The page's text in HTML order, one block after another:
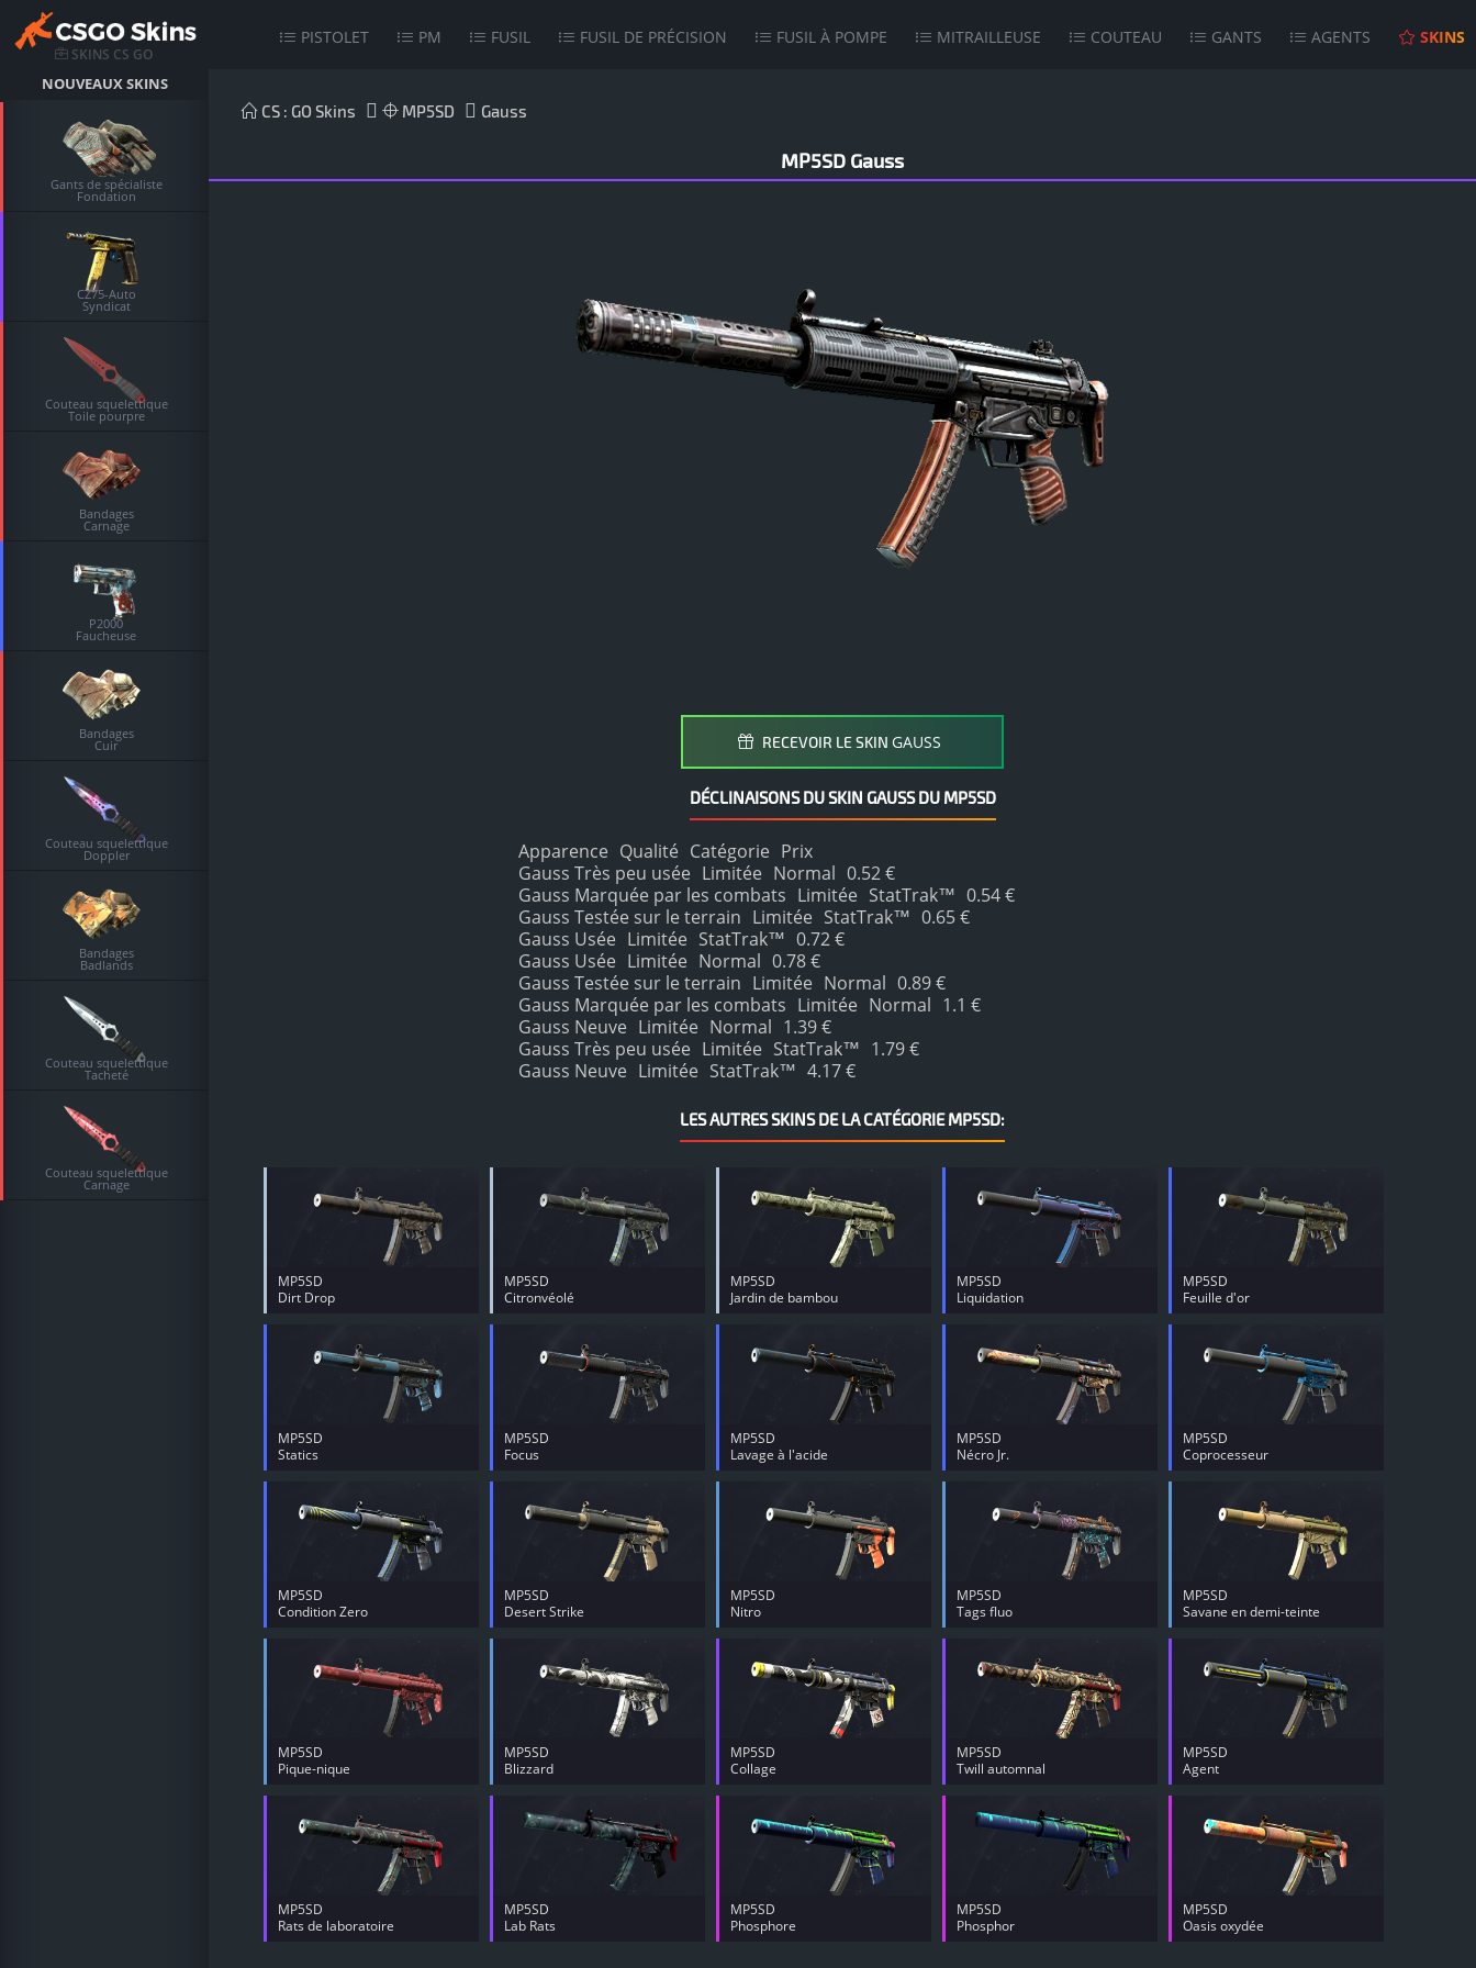
SKINS CS GO
NOUVEAUX SKINS
Gants de spécialiste
Fondation
CZ75-Auto
Syndicat
Couteau squelettique
Toile pourpre
Bandages
Carnage
P2000
Faucheuse
Bandages
Cuir
Couteau squelettique
Doppler
Bandages
Badlands
Couteau squelettique
Tacheté
Couteau squelettique
Carnage
PISTOLET PM FUSIL FUSIL DE PRÉCISION FUSIL À POMPE MITRAILLEUSE COUTEAU GANTS AGENTS SKINS
CS : GO Skins MP5SD Gauss
MP5SD Gauss
RECEVOIR LE SKIN GAUSS
DÉCLINAISONS DU SKIN GAUSS DU MP5SD
Apparence Qualité Catégorie Prix
Gauss Très peu usée Limitée Normal 0.52 €
Gauss Marquée par les combats Limitée StatTrak™ 0.54 €
Gauss Testée sur le terrain Limitée StatTrak™ 0.65 €
Gauss Usée Limitée StatTrak™ 0.72 €
Gauss Usée Limitée Normal 0.78 €
Gauss Testée sur le terrain Limitée Normal 0.89 €
Gauss Marquée par les combats Limitée Normal 1.1 €
Gauss Neuve Limitée Normal 1.39 €
Gauss Très peu usée Limitée StatTrak™ 1.79 €
Gauss Neuve Limitée StatTrak™ 4.17 €
LES AUTRES SKINS DE LA CATÉGORIE MP5SD:
MP5SD
Dirt Drop
MP5SD
Citronvéolé
MP5SD
Jardin de bambou
MP5SD
Liquidation
MP5SD
Feuille d'or
MP5SD
Statics
MP5SD
Focus
MP5SD
Lavage à l'acide
MP5SD
Nécro Jr.
MP5SD
Coprocesseur
MP5SD
Condition Zero
MP5SD
Desert Strike
MP5SD
Nitro
MP5SD
Tags fluo
MP5SD
Savane en demi-teinte
MP5SD
Pique-nique
MP5SD
Blizzard
MP5SD
Collage
MP5SD
Twill automnal
MP5SD
Agent
MP5SD
Rats de laboratoire
MP5SD
Lab Rats
MP5SD
Phosphore
MP5SD
Phosphor
MP5SD
Oasis oxydée